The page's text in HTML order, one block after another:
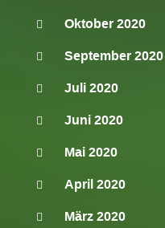
Oktober 2020
September 2020
Juli 2020
Juni 2020
Mai 2020
April 2020
März 2020